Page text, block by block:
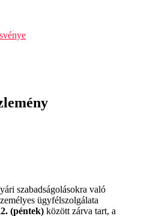
szabadságolásokra való
ügyfélszolgálata
(péntek) között zárva tart, a